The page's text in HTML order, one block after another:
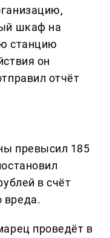
шкаф на
станцию
он
отчёт
превысил 185
в счёт
вреда.
проведёт в